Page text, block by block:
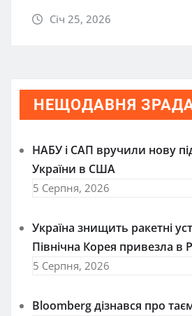
Січ 25, 2026
НЕЩОДАВНЯ
НАБУ і САП вручили нову
України в США
5 Серпня, 2026
Україна знищить ракетні
Північна Корея привезла в
5 Серпня, 2026
Bloomberg дізнався про